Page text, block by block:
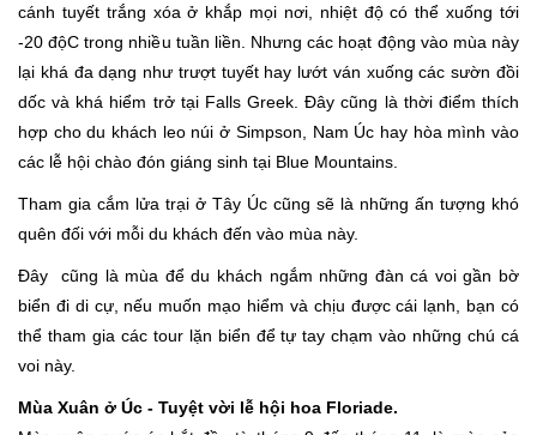
cánh tuyết trắng xóa ở khắp mọi nơi, nhiệt độ có thể xuống tới
-20 độC trong nhiều tuần liền. Nhưng các hoạt động vào mùa này
lại khá đa dạng như trượt tuyết hay lướt ván xuống các sườn đồi
dốc và khá hiểm trở tại Falls Greek. Đây cũng là thời điểm thích
hợp cho du khách leo núi ở Simpson, Nam Úc hay hòa mình vào
các lễ hội chào đón giáng sinh tại Blue Mountains.
Tham gia cắm lửa trại ở Tây Úc cũng sẽ là những ấn tượng khó
quên đối với mỗi du khách đến vào mùa này.
Đây cũng là mùa để du khách ngắm những đàn cá voi gần bờ
biển đi di cự, nếu muốn mạo hiểm và chịu được cái lạnh, bạn có
thể tham gia các tour lặn biển để tự tay chạm vào những chú cá
voi này.
Mùa Xuân ở Úc - Tuyệt vời lễ hội hoa Floriade.